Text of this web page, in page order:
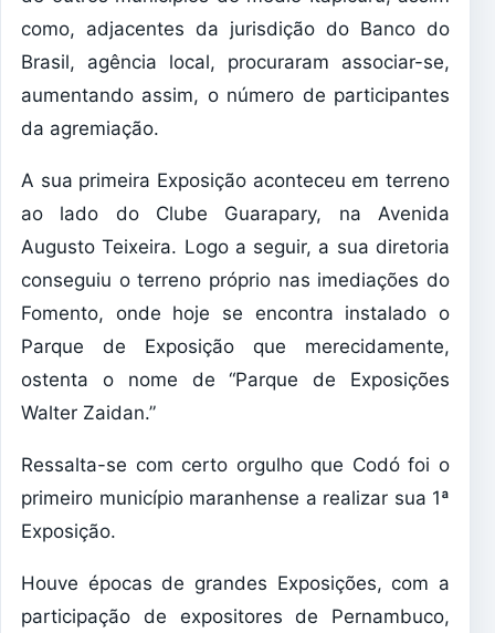
como, adjacentes da jurisdição do Banco do
Brasil, agência local, procuraram associar-se,
aumentando assim, o número de participantes
da agremiação.
A sua primeira Exposição aconteceu em terreno
ao lado do Clube Guarapary, na Avenida
Augusto Teixeira. Logo a seguir, a sua diretoria
conseguiu o terreno próprio nas imediações do
Fomento, onde hoje se encontra instalado o
Parque de Exposição que merecidamente,
ostenta o nome de “Parque de Exposições
Walter Zaidan.”
Ressalta-se com certo orgulho que Codó foi o
primeiro município maranhense a realizar sua 1ª
Exposição.
Houve épocas de grandes Exposições, com a
participação de expositores de Pernambuco,